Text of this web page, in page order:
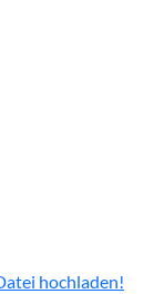
hochladen!